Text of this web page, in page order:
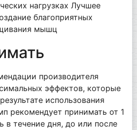
нагрузках Лучшее
благоприятных
мышц
производителя
эффектов, которые
использования
рекомендует принимать от 1
в течение дня, до или после